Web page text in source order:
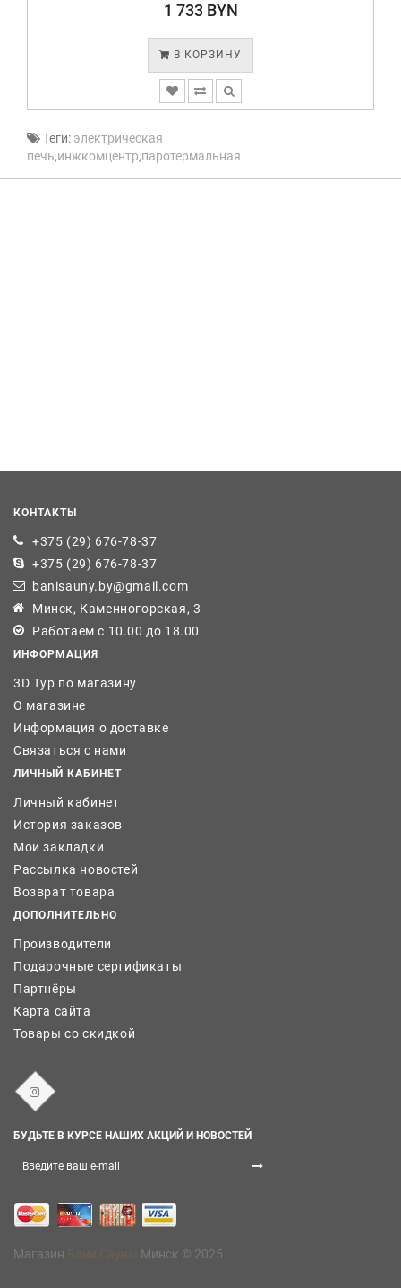
1 733 BYN
В КОРЗИНУ
Теги: электрическая
печь,инжкомцентр,паротермальная
КОНТАКТЫ
+375 (29) 676-78-37
+375 (29) 676-78-37
banisauny.by@gmail.com
Минск, Каменногорская, 3
Работаем с 10.00 до 18.00
ИНФОРМАЦИЯ
3D Тур по магазину
О магазине
Информация о доставке
Связаться с нами
ЛИЧНЫЙ КАБИНЕТ
Личный кабинет
История заказов
Мои закладки
Рассылка новостей
Возврат товара
ДОПОЛНИТЕЛЬНО
Производители
Подарочные сертификаты
Партнёры
Карта сайта
Товары со скидкой
БУДЬТЕ В КУРСЕ НАШИХ АКЦИЙ И НОВОСТЕЙ
Магазин Минск © 2025